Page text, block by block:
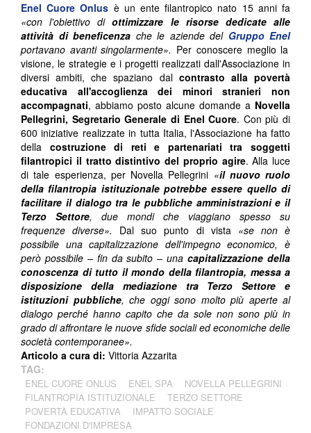
Enel Cuore Onlus è un ente filantropico nato 15 anni fa
«con l'obiettivo diottimizzare le risorse dedicate alle
attività di beneficenza che le aziende del Gruppo Enel
portavano avanti singolarmente». Per conoscere meglio la
visione, le strategie e i progetti realizzati dall'Associazione in
diversi ambiti, che spaziano dal contrasto alla povertà
educativa all'accoglienza dei minori stranieri non
accompagnati, abbiamo posto alcune domande a Novella
Pellegrini, Segretario Generale di Enel Cuore. Con più di
600 iniziative realizzate in tutta Italia, l'Associazione ha fatto
della costruzione di reti e partenariati tra soggetti
filantropici il tratto distintivo del proprio agire. Alla luce
di tale esperienza, per Novella Pellegrini «il nuovo ruolo
della filantropia istituzionale potrebbe essere quello di
facilitare il dialogo tra le pubbliche amministrazioni e il
Terzo Settore, due mondi che viaggiano spesso su
frequenze diverse». Dal suo punto di vista«se non è
possibile una capitalizzazione dell'impegno economico, è
però possibile – fin da subito – unacapitalizzazione della
conoscenza di tutto il mondo della filantropia, messa a
disposizione della mediazione tra Terzo Settore e
istituzioni pubbliche, che oggi sono molto più aperte al
dialogo perché hanno capito che da sole non sono più in
grado di affrontare le nuove sfide sociali ed economiche delle
società contemporanee».
Articolo a cura di: Vittoria Azzarita
TAG:
ENEL CUORE ONLUS ENEL SPA
NOVELLA PELLEGRINI
FILANTROPIA ISTITUZIONALE
TERZO SETTORE
POVERTÀ EDUCATIVA
IMPATTO SOCIALE
FONDAZIONI D'IMPRESA